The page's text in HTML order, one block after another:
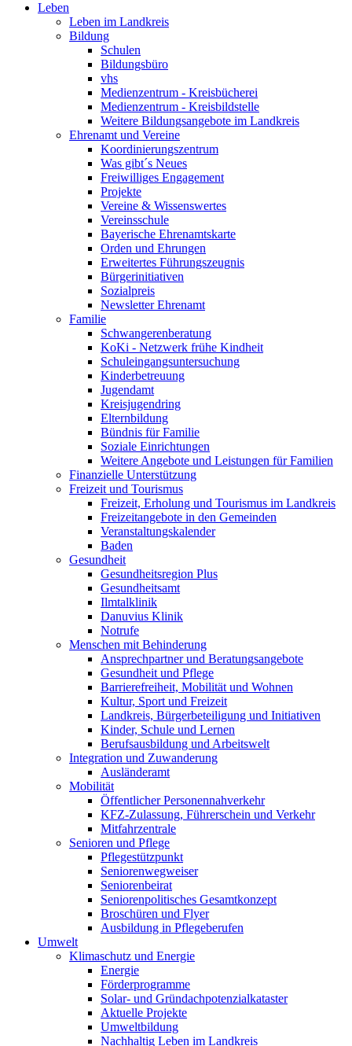
Leben
Leben im Landkreis
Bildung
Schulen
Bildungsbüro
vhs
Medienzentrum - Kreisbücherei
Medienzentrum - Kreisbildstelle
Weitere Bildungsangebote im Landkreis
Ehrenamt und Vereine
Koordinierungszentrum
Was gibt´s Neues
Freiwilliges Engagement
Projekte
Vereine & Wissenswertes
Vereinsschule
Bayerische Ehrenamtskarte
Orden und Ehrungen
Erweitertes Führungszeugnis
Bürgerinitiativen
Sozialpreis
Newsletter Ehrenamt
Familie
Schwangerenberatung
KoKi - Netzwerk frühe Kindheit
Schuleingangsuntersuchung
Kinderbetreuung
Jugendamt
Kreisjugendring
Elternbildung
Bündnis für Familie
Soziale Einrichtungen
Weitere Angebote und Leistungen für Familien
Finanzielle Unterstützung
Freizeit und Tourismus
Freizeit, Erholung und Tourismus im Landkreis
Freizeitangebote in den Gemeinden
Veranstaltungskalender
Baden
Gesundheit
Gesundheitsregion Plus
Gesundheitsamt
Ilmtalklinik
Danuvius Klinik
Notrufe
Menschen mit Behinderung
Ansprechpartner und Beratungsangebote
Gesundheit und Pflege
Barrierefreiheit, Mobilität und Wohnen
Kultur, Sport und Freizeit
Landkreis, Bürgerbeteiligung und Initiativen
Kinder, Schule und Lernen
Berufsausbildung und Arbeitswelt
Integration und Zuwanderung
Ausländeramt
Mobilität
Öffentlicher Personennahverkehr
KFZ-Zulassung, Führerschein und Verkehr
Mitfahrzentrale
Senioren und Pflege
Pflegestützpunkt
Seniorenwegweiser
Seniorenbeirat
Seniorenpolitisches Gesamtkonzept
Broschüren und Flyer
Ausbildung in Pflegeberufen
Umwelt
Klimaschutz und Energie
Energie
Förderprogramme
Solar- und Gründachpotenzialkataster
Aktuelle Projekte
Umweltbildung
Nachhaltig Leben im Landkreis